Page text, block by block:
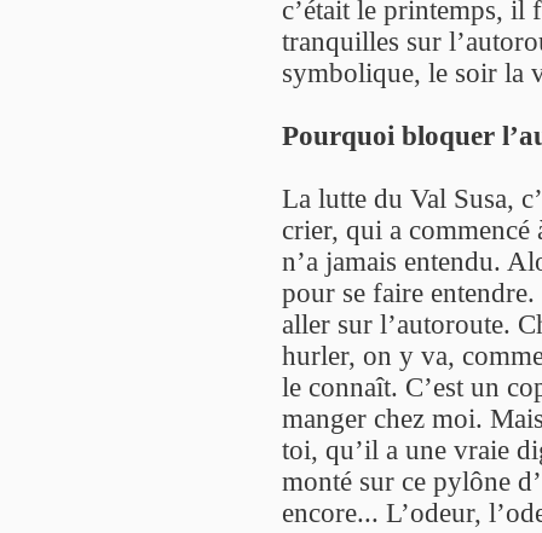
c’était le printemps, il
tranquilles sur
symbolique, le soir la
Pourquoi bloquer
La lutte du Val Susa,
crier, qui a commencé
n’a jamais entendu.
pour se faire
aller sur l’autoroute.
hurler, on y va,
le connaît. C’est un
manger chez moi.
toi, qu’il a une vraie
monté sur ce pylône
encore... L’odeur,